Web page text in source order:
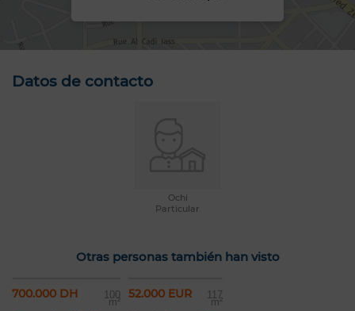
Datos de contacto
Ochi
Particular
Otras personas también han visto
700.000 DH 100
m²
52.000 EUR 117
m²